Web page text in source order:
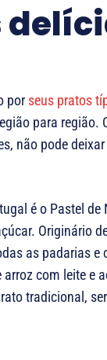
por seus pratos
para
não pode
é o Pastel
Originário
as padarias
com leite e
tradicional,